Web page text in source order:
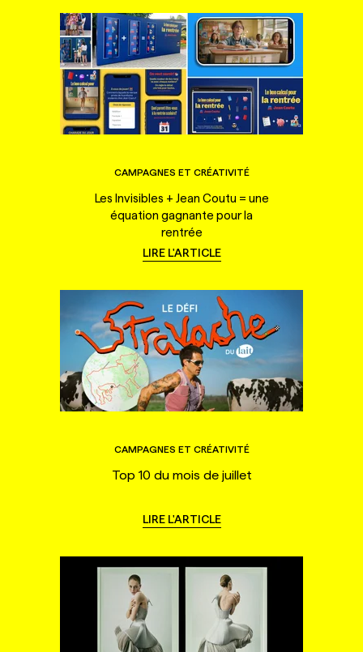
CAMPAGNES ET CRÉATIVITÉ
Les Invisibles + Jean Coutu = une
équation gagnante pour la
rentrée
LIRE L'ARTICLE
CAMPAGNES ET CRÉATIVITÉ
Top 10 du mois de juillet
LIRE L'ARTICLE